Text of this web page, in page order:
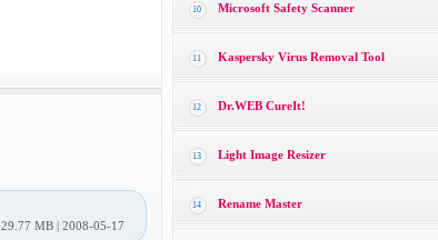
29.77 MB | 2008-05-17
10 Microsoft Safety Scanner
11 Kaspersky Virus Removal Tool
12 Dr.WEB CureIt!
13 Light Image Resizer
14 Rename Master